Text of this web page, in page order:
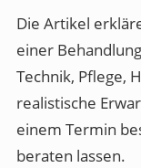
Die Artikel
einer
Technik, Pflege,
realistische
einem Termin
beraten lassen.